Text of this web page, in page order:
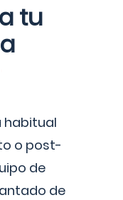
tu
habitual
o post-
de
de